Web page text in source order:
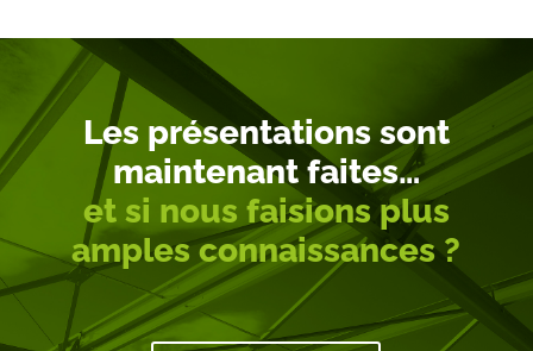
Les présentations sont
maintenant faites…
et si nous faisions plus
amples connaissances ?